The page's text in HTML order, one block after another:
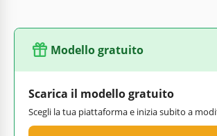
Modello gratuito
Scarica il modello gratuito
Scegli la tua piattaforma e inizia subito a